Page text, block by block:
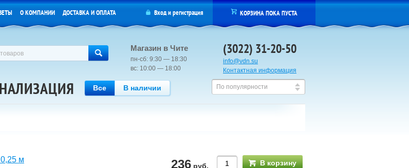
Магазин в Чите
пн-сб: 9:30 — 18:30
вс: 10:00 — 18:00
(3022) 31-20-50
info@vdn.su
Контактная информация
О КОМПАНИИ ДОСТАВКА И ОПЛАТА Входирегистрация КОРЗИНА ПОКА ПУСТА
По популярности
Все В наличии
м 236 руб. В корзину